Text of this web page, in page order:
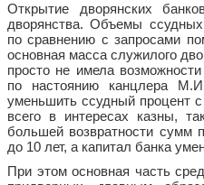
Открытие дворянских
дворянства. Объемы
по сравнению с запросами
основная масса служилого
просто не имела
по настоянию канцлера
уменьшить ссудный процент
всего в интересах казны,
большей возвратности сумм
до 10 лет, а капитал банка
При этом основная часть